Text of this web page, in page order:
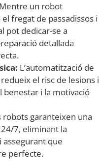
Mentre un robot
el fregat de passadissos i
pot dedicar-se a
detallada
L’automatització de
el risc de lesions i
benestar i la motivació
robots garanteixen una
7, eliminant la
que
perfecte.